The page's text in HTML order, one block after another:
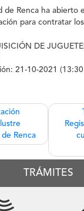
de Renca ha abierto
para contratar
DE
21-10-2021 (13:30
Renca
TRÁMITES